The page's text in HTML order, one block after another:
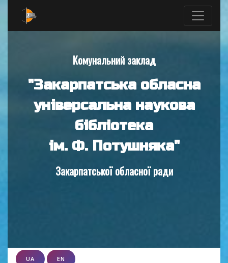
Комунальний заклад
"Закарпатська обласна
універсальна наукова
бібліотека
ім. Ф. Потушняка"
Закарпатської обласної ради
UA EN